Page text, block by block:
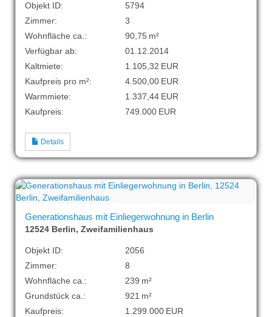
Objekt ID:
5794
Zimmer:
3
Wohnfläche ca.:
90,75 m²
Verfügbar ab:
01.12.2014
Kaltmiete:
1.105,32 EUR
Kaufpreis pro m²:
4.500,00 EUR
Warmmiete:
1.337,44 EUR
Kaufpreis:
749.000 EUR
Details
Generationshaus mit Einliegerwohnung in Berlin
12524 Berlin, Zweifamilienhaus
Objekt ID:
2056
Zimmer:
8
Wohnfläche ca.:
239 m²
Grund­stück ca.:
921 m²
Kaufpreis:
1.299.000 EUR